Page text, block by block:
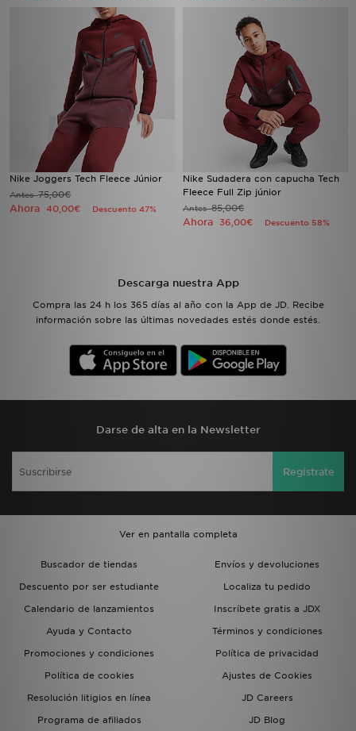
Nike Joggers Tech Fleece Júnior
Antes75,00€
Ahora 40,00€ Descuento 47%
Nike Sudadera con capucha Tech
Fleece Full Zip júnior
Antes85,00€
Ahora 36,00€ Descuento 58%
Descarga nuestra App
Compra las 24 h los 365 días al año con la App de JD. Recibe
información sobre las últimas novedades estés donde estés.
Darse de alta en la Newsletter
Regístrate
Ver en pantalla completa
Buscador de tiendas
Envíos y devoluciones
Descuento por ser estudiante
Localiza tu pedido
Calendario de lanzamientos
Inscríbete gratis a JDX
Ayuda y Contacto
Términos y condiciones
Promociones y condiciones
Política de privacidad
Política de cookies
Ajustes de Cookies
Resolución litigios en línea
JD Careers
Programa de afiliados
JD Blog